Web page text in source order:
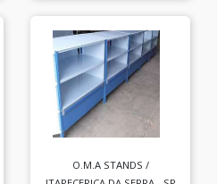
O.M.A STANDS /